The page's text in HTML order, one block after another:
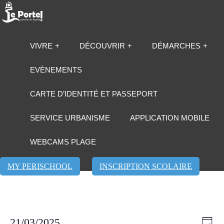
VIVRE DÉCOUVRIR DÉMARCHES
EVÈNEMENTS
CARTE D’IDENTITÉ ET PASSEPORT
SERVICE URBANISME APPLICATION MOBILE
WEBCAMS PLAGE
MY PERISCHOOL INSCRIPTION SCOLAIRE
Évènements